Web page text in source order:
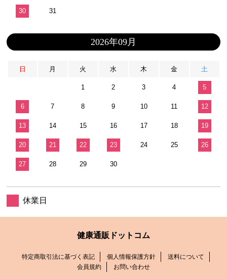
30 31
2026年09月
日 月 火 水 木 金 土
1 2 3 4 5
6 7 8 9 10 11 12
13 14 15 16 17 18 19
20 21 22 23 24 25 26
27 28 29 30
休業日
健康通販ドットコム
特定商取引法に基づく表記 個人情報保護方針
送料について
会員規約
お問い合わせ